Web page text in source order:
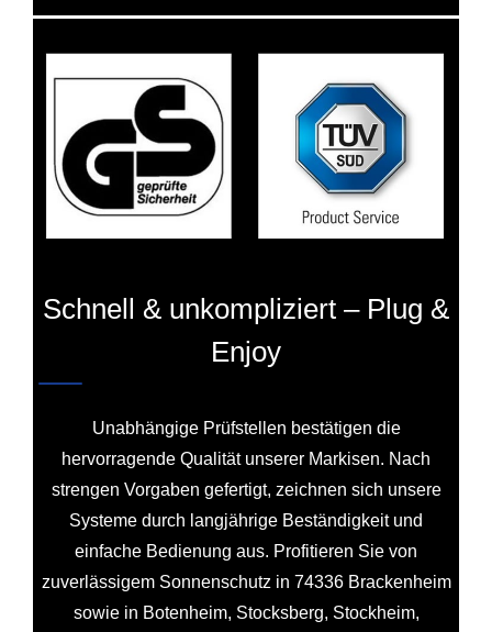
Schnell & unkompliziert – Plug &
Enjoy
Unabhängige Prüfstellen bestätigen die
hervorragende Qualität unserer Markisen. Nach
strengen Vorgaben gefertigt, zeichnen sich unsere
Systeme durch langjährige Beständigkeit und
einfache Bedienung aus. Profitieren Sie von
zuverlässigem Sonnenschutz in 74336 Brackenheim
sowie in Botenheim, Stocksberg, Stockheim,